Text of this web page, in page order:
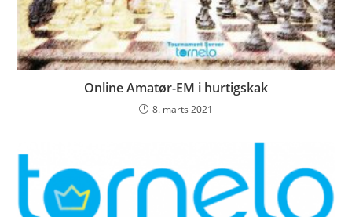
Online Amatør-EM i hurtigskak
8. marts 2021